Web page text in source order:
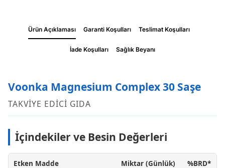
Ürün Açıklaması Garanti Koşulları Teslimat Koşulları
İade Koşulları Sağlık Beyanı
Voonka Magnesium Complex 30 Saşe
TAKVİYE EDİCİ GIDA
İçindekiler ve Besin Değerleri
Etken Madde Miktar (Günlük) %BRD*